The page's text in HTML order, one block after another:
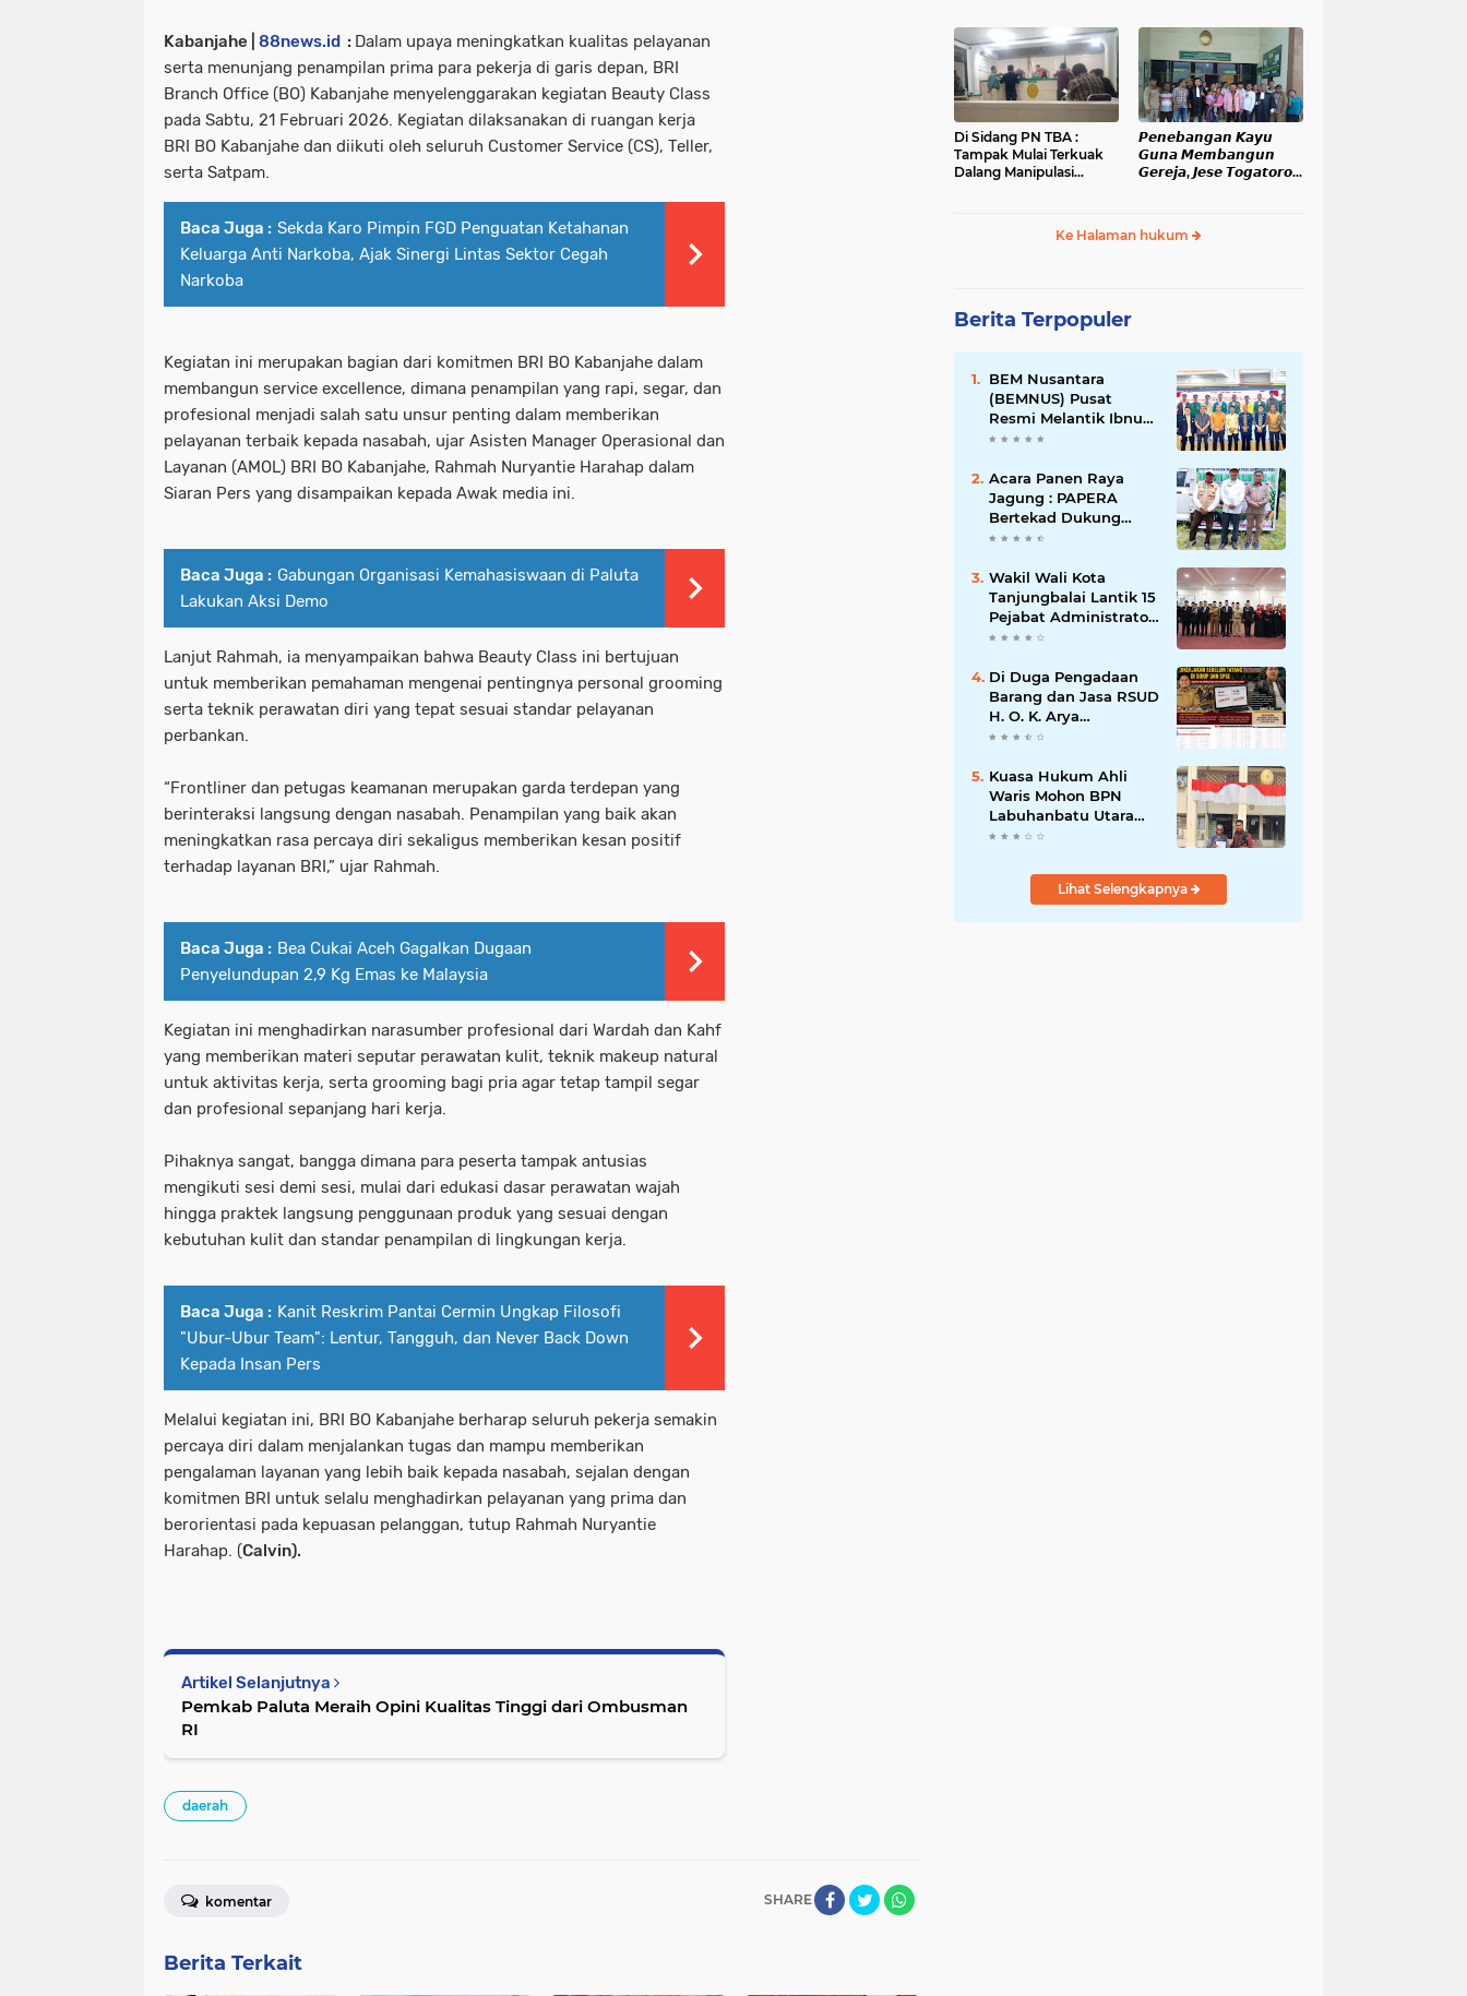
Kabanjahe | 88news.id : Dalam upaya meningkatkan kualitas pelayanan
serta menunjang penampilan prima para pekerja di garis depan, BRI
Branch Office (BO) Kabanjahe menyelenggarakan kegiatan Beauty Class
pada Sabtu, 21 Februari 2026. Kegiatan dilaksanakan di ruangan kerja
BRI BO Kabanjahe dan diikuti oleh seluruh Customer Service (CS), Teller,
serta Satpam.
Baca Juga : Sekda Karo Pimpin FGD Penguatan Ketahanan
Keluarga Anti Narkoba, Ajak Sinergi Lintas Sektor Cegah
Narkoba
Kegiatan ini merupakan bagian dari komitmen BRI BO Kabanjahe dalam
membangun service excellence, dimana penampilan yang rapi, segar, dan
profesional menjadi salah satu unsur penting dalam memberikan
pelayanan terbaik kepada nasabah, ujar Asisten Manager Operasional dan
Layanan (AMOL) BRI BO Kabanjahe, Rahmah Nuryantie Harahap dalam
Siaran Pers yang disampaikan kepada Awak media ini.
Baca Juga : Gabungan Organisasi Kemahasiswaan di Paluta
Lakukan Aksi Demo
Lanjut Rahmah, ia menyampaikan bahwa Beauty Class ini bertujuan
untuk memberikan pemahaman mengenai pentingnya personal grooming
serta teknik perawatan diri yang tepat sesuai standar pelayanan
perbankan.
“Frontliner dan petugas keamanan merupakan garda terdepan yang
berinteraksi langsung dengan nasabah. Penampilan yang baik akan
meningkatkan rasa percaya diri sekaligus memberikan kesan positif
terhadap layanan BRI,” ujar Rahmah.
Baca Juga : Bea Cukai Aceh Gagalkan Dugaan
Penyelundupan 2,9 Kg Emas ke Malaysia
Kegiatan ini menghadirkan narasumber profesional dari Wardah dan Kahf
yang memberikan materi seputar perawatan kulit, teknik makeup natural
untuk aktivitas kerja, serta grooming bagi pria agar tetap tampil segar
dan profesional sepanjang hari kerja.
Pihaknya sangat, bangga dimana para peserta tampak antusias
mengikuti sesi demi sesi, mulai dari edukasi dasar perawatan wajah
hingga praktek langsung penggunaan produk yang sesuai dengan
kebutuhan kulit dan standar penampilan di lingkungan kerja.
Baca Juga : Kanit Reskrim Pantai Cermin Ungkap Filosofi
"Ubur-Ubur Team": Lentur, Tangguh, dan Never Back Down
Kepada Insan Pers
Melalui kegiatan ini, BRI BO Kabanjahe berharap seluruh pekerja semakin
percaya diri dalam menjalankan tugas dan mampu memberikan
pengalaman layanan yang lebih baik kepada nasabah, sejalan dengan
komitmen BRI untuk selalu menghadirkan pelayanan yang prima dan
berorientasi pada kepuasan pelanggan, tutup Rahmah Nuryantie
Harahap. (Calvin).
Artikel Selanjutnya
Pemkab Paluta Meraih Opini Kualitas Tinggi dari Ombusman
RI
daerah
SHARE
komentar
Berita Terkait
Dikerjakan: Indikasi
Maladministrasi dan
Potensi Pelanggaran
Hukum
Objek Sengketa di Aek
Kanopan
Di Sidang PN TBA :
Tampak Mulai Terkuak
Dalang Manipulasi
𝙋𝙚𝙣𝙚𝙗𝙖𝙣𝙜𝙖𝙣 𝙆𝙖𝙮𝙪
𝙂𝙪𝙣𝙖 𝙈𝙚𝙢𝙗𝙖𝙣𝙜𝙪𝙣
𝙂𝙚𝙧𝙚𝙟𝙖, 𝙅𝙚𝙨𝙚 𝙏𝙤𝙜𝙖𝙩𝙤𝙧𝙤𝙥
Ke Halaman hukum
Berita Terpopuler
BEM Nusantara
(BEMNUS) Pusat
Resmi Melantik Ibnu
Al Kautsar Harahap
(Korbid) BEMNUS
Periode 2024/2025
Acara Panen Raya
Jagung : PAPERA
Bertekad Dukung
Program Nasional
Kota Kerang
Tanjungbalai
Wakil Wali Kota
Tanjungbalai Lantik 15
Pejabat Administrator
dan Pengawas Serta 2
Pemko Tanjungbalai
Di Duga Pengadaan
Barang dan Jasa RSUD
H. O. K. Arya
Zulkarnaen Belum
SPSE, Tapi Sudah
Dikerjakan: Indikasi
Maladministrasi dan
Potensi Pelanggaran
Kuasa Hukum Ahli
Waris Mohon BPN
Labuhanbatu Utara
Hentikan Sementara
Tanah Objek Sengketa
di Aek KanopanLihat Selengkapnya